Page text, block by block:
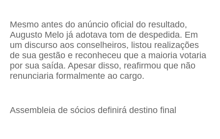
Mesmo antes do anúncio oficial do resultado,
Augusto Melo já adotava tom de despedida. Em
um discurso aos conselheiros, listou realizações
de sua gestão e reconheceu que a maioria votaria
por sua saída. Apesar disso, reafirmou que não
renunciaria formalmente ao cargo.
Assembleia de sócios definirá destino final